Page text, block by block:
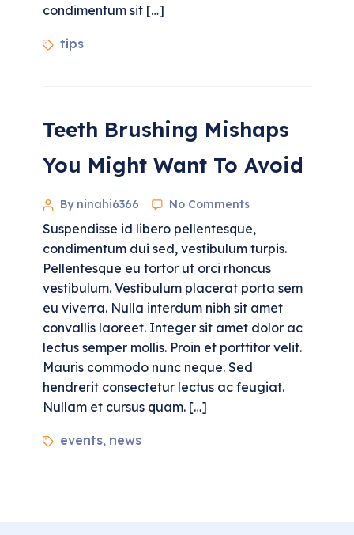
condimentum sit […]
tips
Teeth Brushing Mishaps
You Might Want To Avoid
By ninahi6366 No Comments
Suspendisse id libero pellentesque,
condimentum dui sed, vestibulum turpis.
Pellentesque eu tortor ut orci rhoncus
vestibulum. Vestibulum placerat porta sem
eu viverra. Nulla interdum nibh sit amet
convallis laoreet. Integer sit amet dolor ac
lectus semper mollis. Proin et porttitor velit.
Mauris commodo nunc neque. Sed
hendrerit consectetur lectus ac feugiat.
Nullam et cursus quam. […]
events, news